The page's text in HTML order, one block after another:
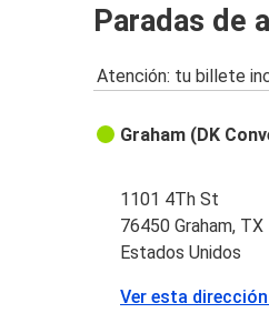
Paradas de
Atención: tu billete
Graham (DK
1101 4Th St
76450 Graham, TX
Estados Unidos
Ver esta